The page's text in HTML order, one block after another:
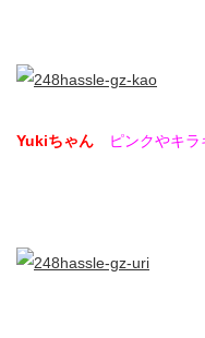
Yukiちゃん ピンクやキ